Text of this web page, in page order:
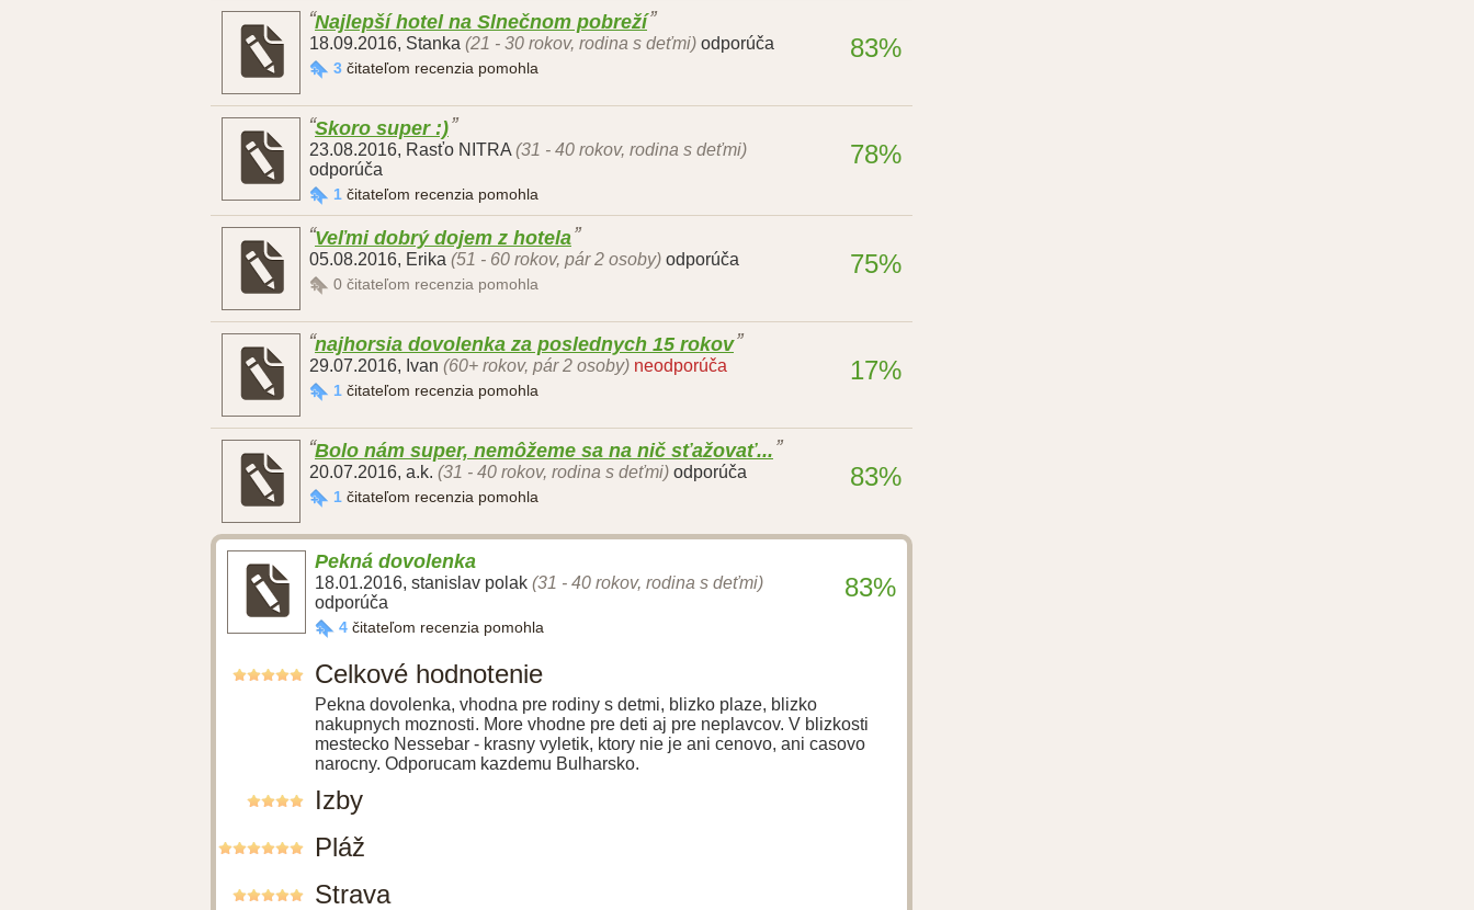
Najlepší hotel na Slnečnom pobreží
18.09.2016, Stanka (21 - 30 rokov, rodina s deťmi) odporúča
3 čitateľom recenzia pomohla
83%
Skoro super :)
23.08.2016, Rasťo NITRA (31 - 40 rokov, rodina s deťmi)
odporúča
1 čitateľom recenzia pomohla
78%
Veľmi dobrý dojem z hotela
05.08.2016, Erika (51 - 60 rokov, pár 2 osoby) odporúča
0 čitateľom recenzia pomohla
75%
najhorsia dovolenka za poslednych 15 rokov
29.07.2016, Ivan (60+ rokov, pár 2 osoby) neodporúča
1 čitateľom recenzia pomohla
17%
Bolo nám super, nemôžeme sa na nič sťažovať...
20.07.2016, a.k. (31 - 40 rokov, rodina s deťmi) odporúča
1 čitateľom recenzia pomohla
83%
Pekná dovolenka
18.01.2016, stanislav polak (31 - 40 rokov, rodina s deťmi)
odporúča
4 čitateľom recenzia pomohla
83%
Celkové hodnotenie
Pekna dovolenka, vhodna pre rodiny s detmi, blizko plaze, blizko
nakupnych moznosti. More vhodne pre deti aj pre neplavcov. V blizkosti
mestecko Nessebar - krasny vyletik, ktory nie je ani cenovo, ani casovo
narocny. Odporucam kazdemu Bulharsko.
Izby
Pláž
Strava